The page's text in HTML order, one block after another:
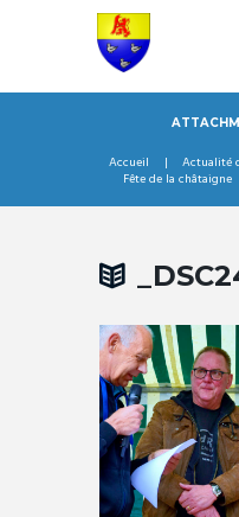
Accueil Actualité
Fête de la châtaigne